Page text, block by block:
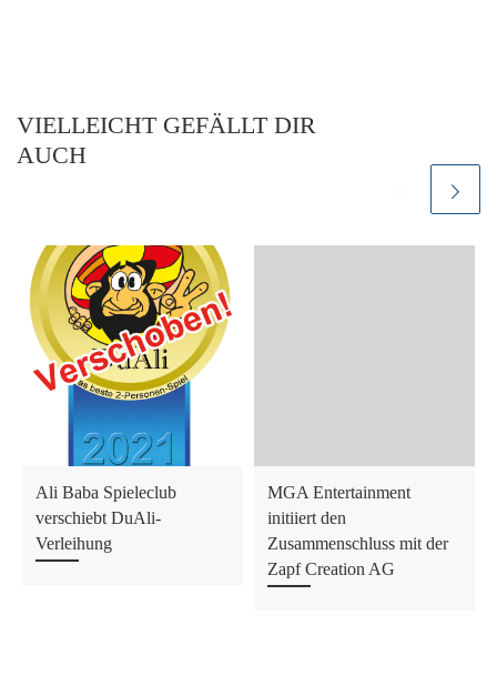
VIELLEICHT GEFÄLLT DIR
AUCH
Ali Baba Spieleclub
verschiebt DuAli-
Verleihung
MGA Entertainment
initiiert den
Zusammenschluss mit der
Zapf Creation AG